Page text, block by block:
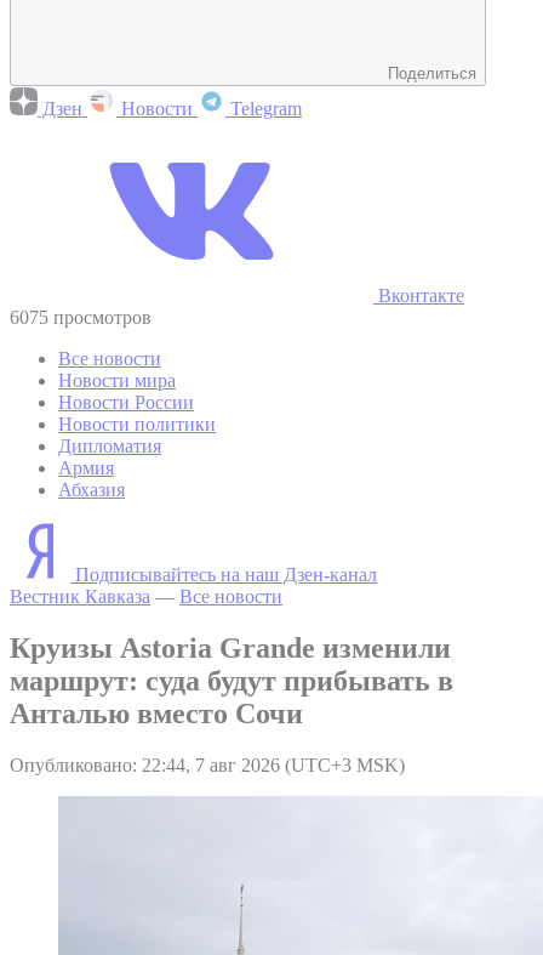
Поделиться
Дзен Новости Telegram
Вконтакте
6075 просмотров
Все новости
Новости мира
Новости России
Новости политики
Дипломатия
Армия
Абхазия
Подписывайтесь на наш Дзен-канал
Вестник Кавказа — Все новости
Круизы Astoria Grande изменили
маршрут: суда будут прибывать в
Анталью вместо Сочи
Опубликовано: 22:44, 7 авг 2026 (UTC+3 MSK)